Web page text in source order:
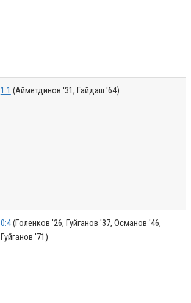
1:1 (Айметдинов '31, Гайдаш '64)
0:4(Голенков '26, Гуйганов '37, Османов '46,
Гуйганов '71)